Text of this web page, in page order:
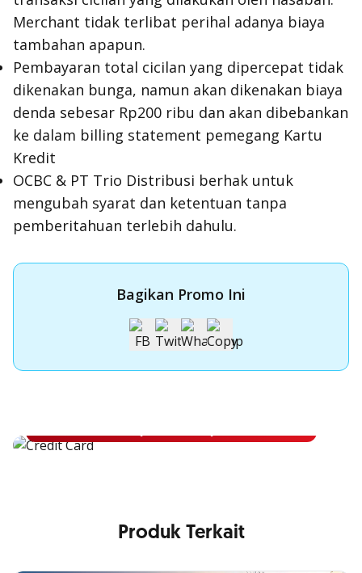
Merchant tidak terlibat perihal adanya biaya
tambahan apapun.
Pembayaran total cicilan yang dipercepat tidak
dikenakan bunga, namun akan dikenakan biaya
denda sebesar Rp200 ribu dan akan dibebankan
ke dalam billing statement pemegang Kartu
Kredit
OCBC & PT Trio Distribusi berhak untuk
mengubah syarat dan ketentuan tanpa
pemberitahuan terlebih dahulu.
Bagikan Promo Ini
Apply Kartu Kredit OCBC NISP
Produk Terkait